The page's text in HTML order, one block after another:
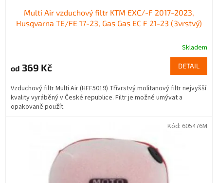
Multi Air vzduchový filtr KTM EXC/-F 2017-2023,
Husqvarna TE/FE 17-23, Gas Gas EC F 21-23 (3vrstvý)
Skladem
od 369 Kč DETAIL
Vzduchový filtr Multi Air (HFF5019) Třívrstvý molitanový filtr nejvyšší
kvality vyráběný v České republice. Filtr je možné umývat a
opakovaně použít.
Kód: 605476M